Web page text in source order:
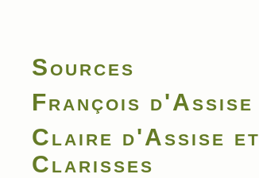
Sources
François d'Assise
Claire d'Assise et
Clarisses